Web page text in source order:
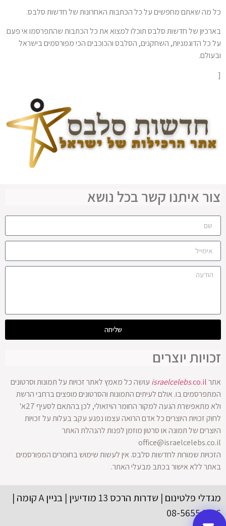
כל מה שאתם מחפשים על כל הכתבות האחרונות של חדשות סלבס.
בארכיון של חדשות סלבס תוכלו למצוא את כל הכתבות שהתפרסמו אי פעם
על כל הדוגמניות, השחקנים, הסלבס והכוכבים הכי מפורסמים בישראל
ובעולם.
[
צור איתנו קשר בכל נושא
שליחה
זכויות יוצרים
אתר israelcelebs.co.il
עושה כל מאמץ לאתר זכויות על תמונות וסרטונים
המתפרסמים בו. אולם לעיתים התמונות והסרטונים מופצים ברחבי הרשת
ולא מתאפשרת הגעה למקור החומר הויזאולי, לכן בהתאם לסעיף 27א'
לחוק זכויות היוצרים כל אדם הרואה עצמו נפגע עקב בעלות על זכויות
היוצרים של תמונה או סרטון מוזמן לפנות להנהלת האתר
office@israelcelebs.co.il
הזכויות שמורות לחדשות סלבס. אין לעשות שימוש בחומרים המפורסמים
באתר ללא אישור בכתב מבעלי האתר.
מגדלי פלטינום | שדרות הרכס 13 מודיעין | בניין A קומה |
08-56554416